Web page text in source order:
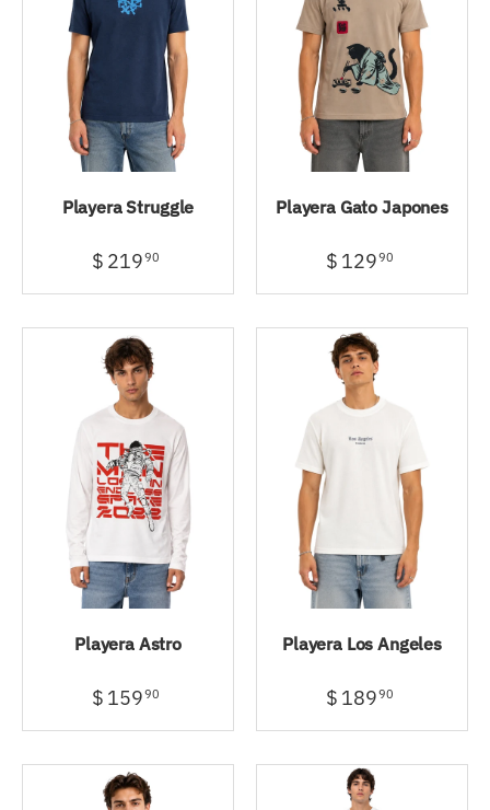
Playera Struggle
$ 21990
Playera Gato Japones
$ 12990
Playera Astro
$ 15990
Playera Los Angeles
$ 18990